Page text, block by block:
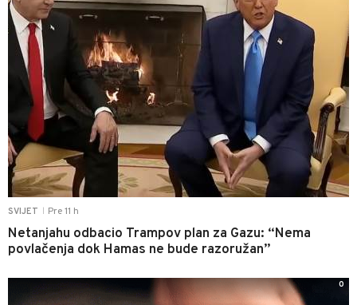
SVIJET Pre 11 h
Netanjahu odbacio Trampov plan za Gazu: “Nema
povlačenja dok Hamas ne bude razoružan”
0